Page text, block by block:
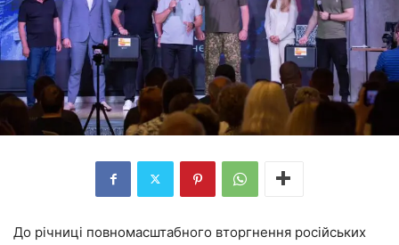
До річниці повномасштабного вторгнення російських